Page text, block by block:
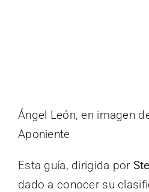
Ángel León, en imagen
Aponiente
Esta guía, dirigida por
dado a conocer su